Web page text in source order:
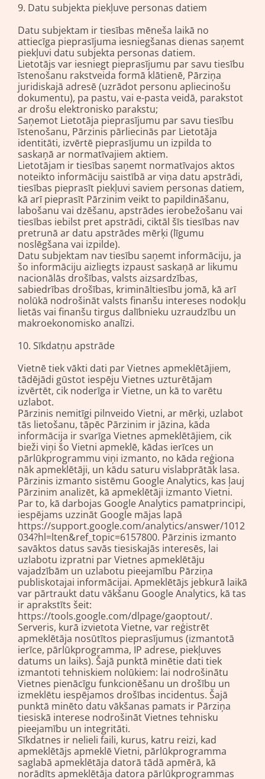
9. Datu subjekta piekļuve personas datiem
Datu subjektam ir tiesības mēneša laikā no
attiecīga pieprasījuma iesniegšanas dienas saņemt
piekļuvi datu subjekta personas datiem.
Lietotājs var iesniegt pieprasījumu par savu tiesību
īstenošanu rakstveida formā klātienē, Pārziņa
juridiskajā adresē (uzrādot personu apliecinošu
dokumentu), pa pastu, vai e-pasta veidā, parakstot
ar drošu elektronisko parakstu;
Saņemot Lietotāja pieprasījumu par savu tiesību
īstenošanu, Pārzinis pārliecinās par Lietotāja
identitāti, izvērtē pieprasījumu un izpilda to
saskaņā ar normatīvajiem aktiem.
Lietotājam ir tiesības saņemt normatīvajos aktos
noteikto informāciju saistībā ar viņa datu apstrādi,
tiesības pieprasīt piekļuvi saviem personas datiem,
kā arī pieprasīt Pārzinim veikt to papildināšanu,
labošanu vai dzēšanu, apstrādes ierobežošanu vai
tiesības iebilst pret apstrādi, ciktāl šīs tiesības nav
pretrunā ar datu apstrādes mērķi (līgumu
noslēgšana vai izpilde).
Datu subjektam nav tiesību saņemt informāciju, ja
šo informāciju aizliegts izpaust saskaņā ar likumu
nacionālās drošības, valsts aizsardzības,
sabiedrības drošības, krimināltiesību jomā, kā arī
nolūkā nodrošināt valsts finanšu intereses nodokļu
lietās vai finanšu tirgus dalībnieku uzraudzību un
makroekonomisko analīzi.
10. Sīkdatņu apstrāde
Vietnē tiek vākti dati par Vietnes apmeklētājiem,
tādējādi gūstot iespēju Vietnes uzturētājam
izvērtēt, cik noderīga ir Vietne, un kā to varētu
uzlabot.
Pārzinis nemitīgi pilnveido Vietni, ar mērķi, uzlabot
tās lietošanu, tāpēc Pārzinim ir jāzina, kāda
informācija ir svarīga Vietnes apmeklētājiem, cik
bieži viņi šo Vietni apmeklē, kādas ierīces un
pārlūkprogrammu viņi izmanto, no kāda reģiona
nāk apmeklētāji, un kādu saturu vislabprātāk lasa.
Pārzinis izmanto sistēmu Google Analytics, kas ļauj
Pārzinim analizēt, kā apmeklētāji izmanto Vietni.
Par to, kā darbojas Google Analytics pamatprincipi,
iespējams uzzināt Google mājas lapā
https://support.google.com/analytics/answer/1012
034?hl=lten&ref_topic=6157800. Pārzinis izmanto
savāktos datus savās tiesiskajās interesēs, lai
uzlabotu izpratni par Vietnes apmeklētāju
vajadzībām un uzlabotu pieejamību Pārziņa
publiskotajai informācijai. Apmeklētājs jebkurā laikā
var pārtraukt datu vākšanu Google Analytics, kā tas
ir aprakstīts šeit:
https://tools.google.com/dlpage/gaoptout/.
Serveris, kurā izvietota Vietne, var reģistrēt
apmeklētāja nosūtītos pieprasījumus (izmantotā
ierīce, pārlūkprogramma, IP adrese, piekļuves
datums un laiks). Šajā punktā minētie dati tiek
izmantoti tehniskiem nolūkiem: lai nodrošinātu
Vietnes pienācīgu funkcionēšanu un drošību un
izmeklētu iespējamos drošības incidentus. Šajā
punktā minēto datu vākšanas pamats ir Pārziņa
tiesiskā interese nodrošināt Vietnes tehnisku
pieejamību un integritāti.
Sīkdatnes ir nelieli faili, kurus, katru reizi, kad
apmeklētājs apmeklē Vietni, pārlūkprogramma
saglabā apmeklētāja datorā tādā apmērā, kā
norādīts apmeklētāja datora pārlūkprogrammas